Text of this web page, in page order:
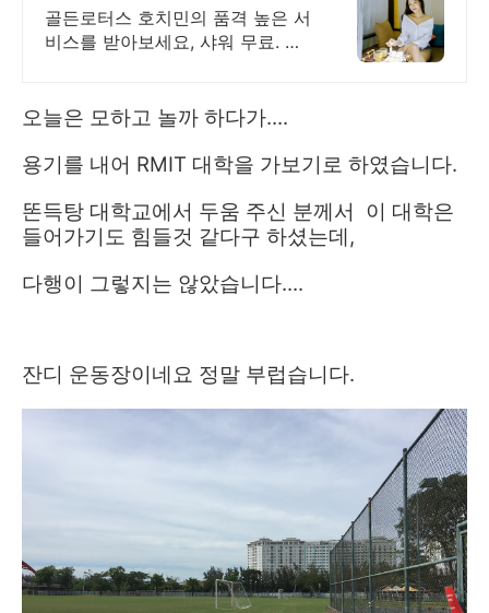
마사지, 사우나 힐링
골든로터스 호치민의 품격 높은 서
비스를 받아보세요, 샤워 무료. 인
오늘은 모하고 놀까 하다가....
용기를 내어 RMIT 대학을 가보기로 하였습니다.
똔득탕 대학교에서 두움 주신 분께서 이 대학은
들어가기도 힘들것 같다구 하셨는데,
다행이 그렇지는 않았습니다....
잔디 운동장이네요 정말 부럽습니다.